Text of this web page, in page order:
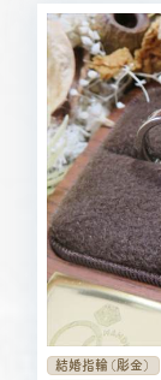
結婚指輪（彫金）